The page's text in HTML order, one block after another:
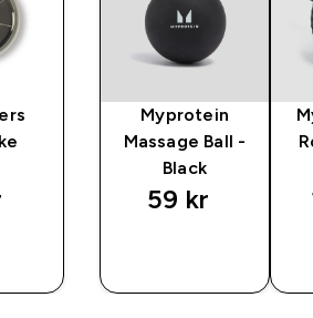
Myprotein
Massage Ball -
Black
59 kr‎